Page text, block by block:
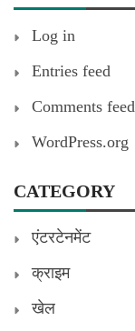
Log in
Entries feed
Comments feed
WordPress.org
CATEGORY
एंटरटेनमेंट
क्राइम
खेल